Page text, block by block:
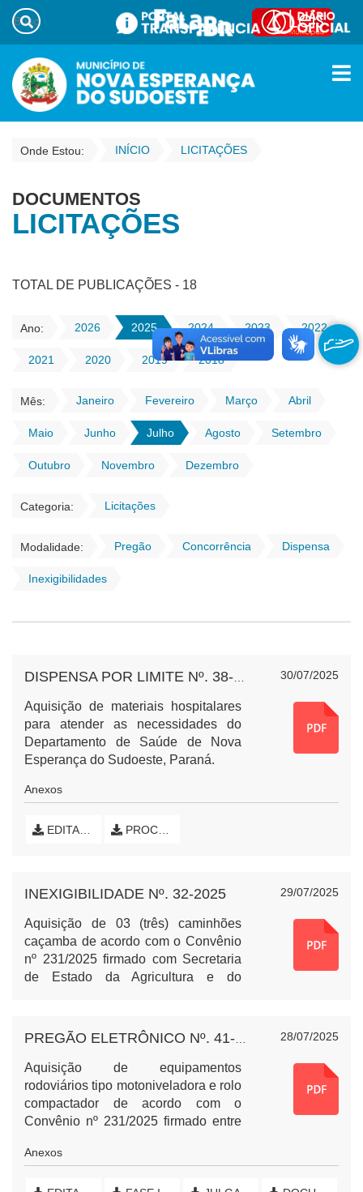
Onde Estou: INÍCIO LICITAÇÕES
DOCUMENTOS
LICITAÇÕES
TOTAL DE PUBLICAÇÕES - 18
Ano: 2026 2025 2024 2023 2022
2021 2020 2019 2018
Mês: Janeiro Fevereiro Março Abril
Maio Junho Julho Agosto Setembro
Outubro Novembro Dezembro
Categoria: Licitações
Modalidade: Pregão Concorrência Dispensa
Inexigibilidades
30/07/2025
Aquisição de materiais hospitalares
para atender as necessidades do
Departamento de Saúde de Nova
Esperança do Sudoeste, Paraná.
Anexos
EDITAL DE DISPENSA DE LICITAÇÃO PROCESSO NA ÍNTEGRA
29/07/2025
INEXIGIBILIDADE Nº. 32-2025
Aquisição de 03 (três) caminhões
caçamba de acordo com o Convênio
nº 231/2025 firmado com Secretaria
de Estado da Agricultura e do
Município de Nova Esperança do
modalidade carona da Ata de
Registro de Preços Nº 045/2024,
referente ao Pregão Eletrônico Nº.
045/2024, realizado pelo Consórcio
Alto Uruguai (CIRAU).
28/07/2025
Aquisição de equipamentos
rodoviários tipo motoniveladora e rolo
compactador de acordo com o
Convênio nº 231/2025 firmado entre
e do Abastecimento do Paraná
Anexos